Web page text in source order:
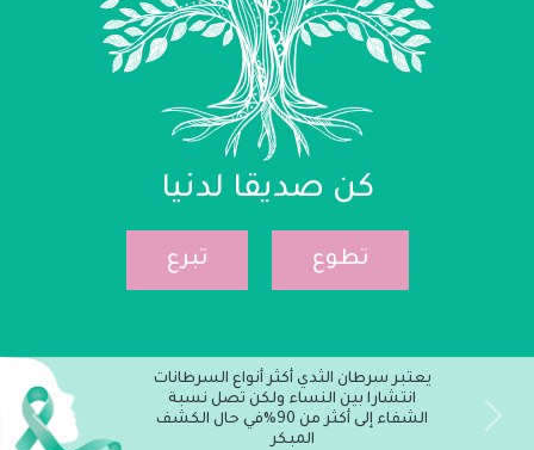
كن صديقا لدنيا
تطوع تبرع
يعتبر سرطان الثدي أكثر أنواع السرطانات
انتشارا بين النساء ولكن تصل نسبة
الشفاء إلى أكثر من 90%في حال الكشف
المبكر
Next